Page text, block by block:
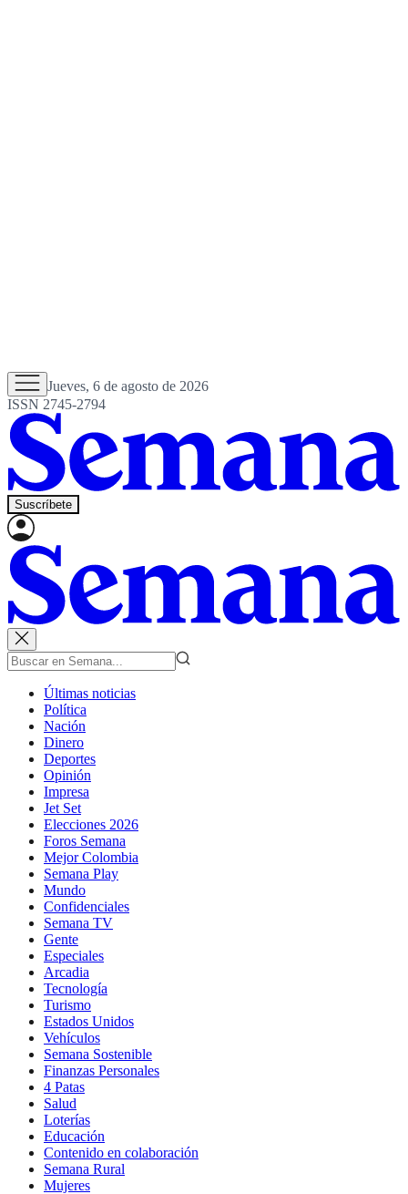
Jueves, 6 de agosto de 2026
ISSN 2745-2794
Suscríbete
Últimas noticias
Política
Nación
Dinero
Deportes
Opinión
Impresa
Jet Set
Elecciones 2026
Foros Semana
Mejor Colombia
Semana Play
Mundo
Confidenciales
Semana TV
Gente
Especiales
Arcadia
Tecnología
Turismo
Estados Unidos
Vehículos
Semana Sostenible
Finanzas Personales
4 Patas
Salud
Loterías
Educación
Contenido en colaboración
Semana Rural
Mujeres